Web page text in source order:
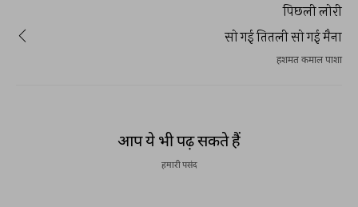
पिछली लोरी
सो गई तितली सो गई मैना
हशमत कमाल पाशा
आप ये भी पढ़ सकते हैं
हमारी पसंद